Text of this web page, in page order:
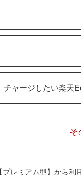
ャージしたい楽天
そ
レミアム型】から